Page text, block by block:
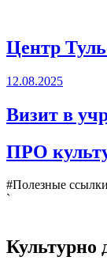
Центр
12.08.2025
Визит в
ПРО
#Полезные ссылки
`
Культурно